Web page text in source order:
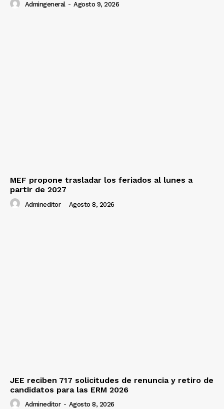
Admingeneral - Agosto 9, 2026
MEF propone trasladar los feriados al lunes a
partir de 2027
Admineditor - Agosto 8, 2026
JEE reciben 717 solicitudes de renuncia y retiro de
candidatos para las ERM 2026
Admineditor - Agosto 8, 2026